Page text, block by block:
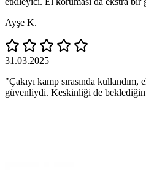
Ayşe K.
31.03.2025
"Çakıyı kamp sırasında kullandım,
güvenliydi. Keskinliği de